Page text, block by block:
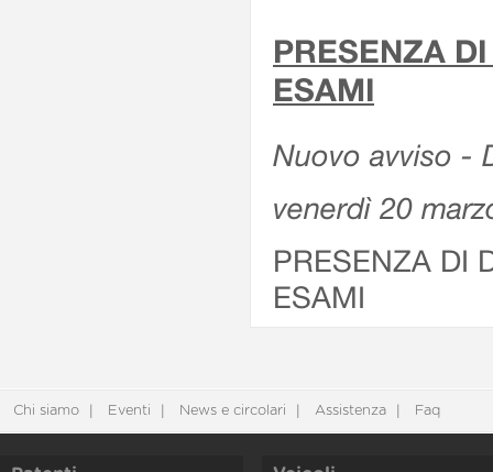
PRESENZA
ESAMI
Nuovo avviso -
venerdì 20
PRESENZA DI
ESAMI
Chi siamo Eventi News e circolari Assistenza Faq